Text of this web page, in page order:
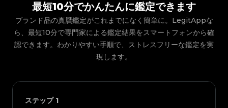
最短10分でかんたんに鑑定できます
ブランド品の真贋鑑定がこれまでになく簡単に。LegitAppな
ら、最短10分で専門家による鑑定結果をスマートフォンから確
認できます。わかりやすい手順で、ストレスフリーな鑑定を実
現します。
ステップ 1